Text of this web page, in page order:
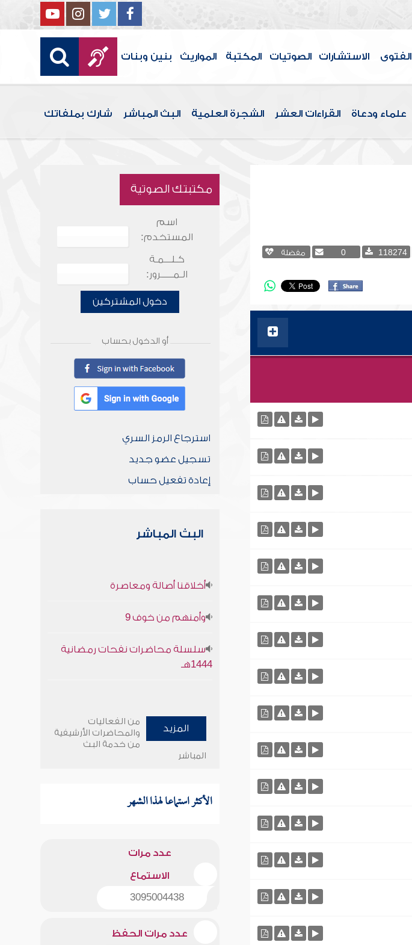
الفتوى الاستشارات الصوتيات المكتبة المواريث بنين وبنات
علماء ودعاة القراءات العشر الشجرة العلمية البث المباشر شارك بملفاتك
118274
0 مفضلة
مكتبتك الصوتية
اسم
المستخدم:
كـلـــمـة
الـمـــــرور:
دخول المشتركين
أو الدخول بحساب
استرجاع الرمز السري
تسجيل عضو جديد
إعادة تفعيل حساب
البث المباشر
أخلاقنا أصالة ومعاصرة
وأمنهم من خوف 9
سلسلة محاضرات نفحات رمضانية
1444هـ
المزيد
من الفعاليات
والمحاضرات الأرشيفية
من خدمة البث
المباشر
الأكثر استماعا لهذا الشهر
عدد مرات
الاستماع
3095004438
عدد مرات الحفظ